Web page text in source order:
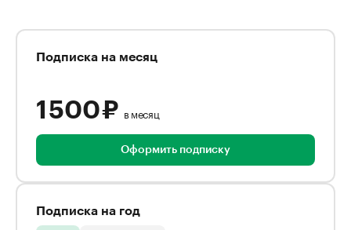
Подписка на месяц
1 500 ₽ в месяц
Оформить подписку
Подписка на год